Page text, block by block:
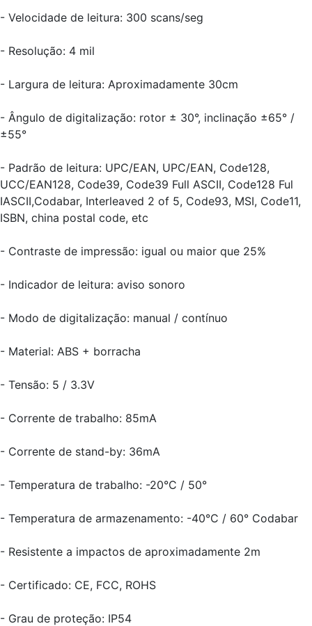
- Velocidade de leitura: 300 scans/seg
- Resolução: 4 mil
- Largura de leitura: Aproximadamente 30cm
- Ângulo de digitalização: rotor ± 30°, inclinação ±65° /
±55°
- Padrão de leitura: UPC/EAN, UPC/EAN, Code128,
UCC/EAN128, Code39, Code39 Full ASCII, Code128 Ful
IASCII,Codabar, Interleaved 2 of 5, Code93, MSI, Code11,
ISBN, china postal code, etc
- Contraste de impressão: igual ou maior que 25%
- Indicador de leitura: aviso sonoro
- Modo de digitalização: manual / contínuo
- Material: ABS + borracha
- Tensão: 5 / 3.3V
- Corrente de trabalho: 85mA
- Corrente de stand-by: 36mA
- Temperatura de trabalho: -20°C / 50°
- Temperatura de armazenamento: -40°C / 60° Codabar
- Resistente a impactos de aproximadamente 2m
- Certificado: CE, FCC, ROHS
- Grau de proteção: IP54